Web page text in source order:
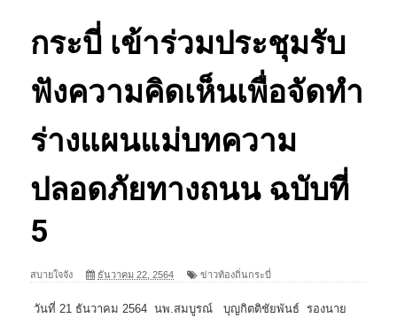
กระบี่ เข้าร่วมประชุมรับ
ฟังความคิดเห็นเพื่อจัดทำ
ร่างแผนแม่บทความ
ปลอดภัยทางถนน ฉบับที่
5
สบายใจจัง ธันวาคม 22, 2564 ข่าวท้องถิ่นกระบี่
วันที่ 21 ธันวาคม 2564 นพ.สมบูรณ์ บุญกิตติชัยพันธ์ รองนาย